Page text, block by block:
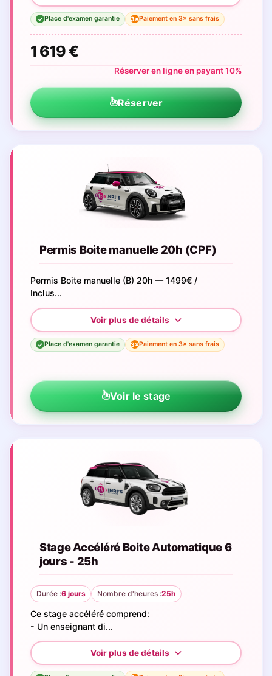
✓ Place d'examen garantie 3×Paiement en 3× sans frais
1 619 €
Réserver en ligne en payant 10%
Réserver
Permis Boite manuelle 20h (CPF)
Permis Boite manuelle (B) 20h — 1499€ /
Inclus...
✓ Place d'examen garantie 3×Paiement en 3× sans frais
Voir le stage
Stage Accéléré Boite Automatique 6
jours - 25h
Durée :6 jours Nombre d'heures :25h
Ce stage accéléré comprend:
- Un enseignant di...